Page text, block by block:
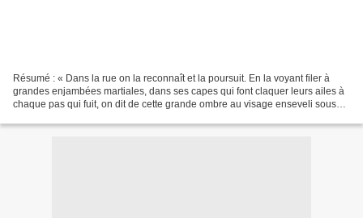
Résumé : « Dans la rue on la reconnaît et la poursuit. En la voyant filer à
grandes enjambées martiales, dans ses capes qui font claquer leurs ailes à
chaque pas qui fuit, on dit de cette grande ombre au visage enseveli sous